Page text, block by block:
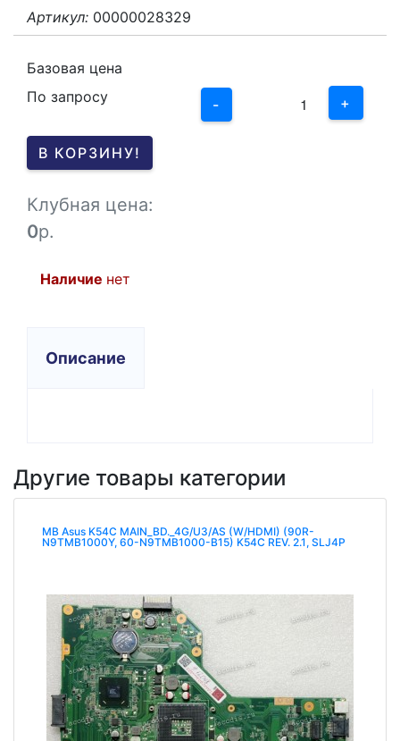
Артикул: 00000028329
Базовая цена
По запросу
-
3
1
+
В КОРЗИНУ!
Клубная цена:
0р.
Наличие нет
Описание
Другие товары категории
MB Asus K54C MAIN_BD._4G/U3/AS (W/HDMI) (90R-
N9TMB1000Y, 60-N9TMB1000-B15) K54C REV. 2.1, SLJ4P